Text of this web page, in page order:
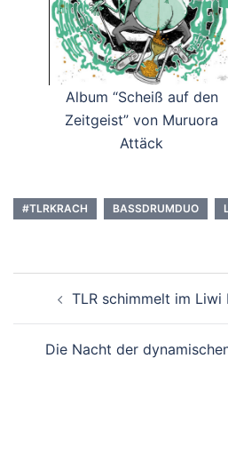
Album “Scheiß auf den
Zeitgeist” von Muruora
Attäck
#TLRKRACH BASSDRUMDUO
TLR schimmelt im
Die Nacht der